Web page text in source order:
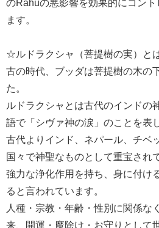
のRahuの悪影響を効果的にコン
ます。
☆ルドラクシャ（菩提樹の実）と
古の時代、ブッダは菩提樹の木の
た。
ルドラクシャとは古代のインドの
語で「シヴァ神の涙」のことを表
古代よりインド、ネパール、チベ
国々で神聖なものとして重宝され
強力な浄化作用を持ち、身に付け
ると言われています。
人種・宗教・年齢・性別に関係な
来、開運・魔除け・お守りとして